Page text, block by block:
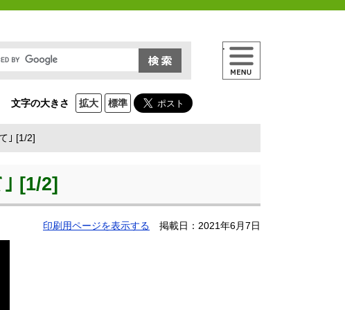
文字の大きさ 拡大 標準
メニュー
｣ [1/2]
[1/2]
印刷用ページを表示する 掲載日：2021年6月7日